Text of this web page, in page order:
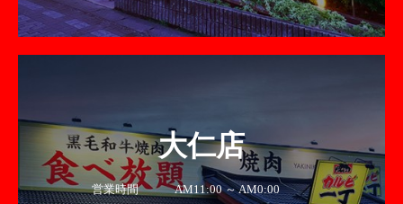
大仁店
営業時間
AM11:00 ～ AM0:00